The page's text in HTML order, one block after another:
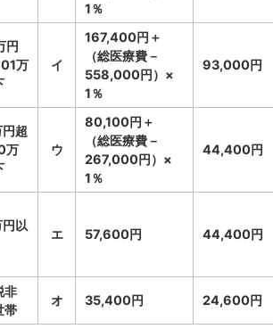
1％
円
万
イ
167,400円＋
（総医療費－
558,000円）×
1％
93,000円
超
万
ウ
80,100円＋
（総医療費－
267,000円）×
1％
44,400円
以
エ 57,600円 44,400円
非
帯
オ 35,400円 24,600円